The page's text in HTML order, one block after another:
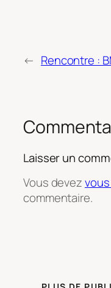
← Rencontre :
Laisser un
Vous devez
commentaire.